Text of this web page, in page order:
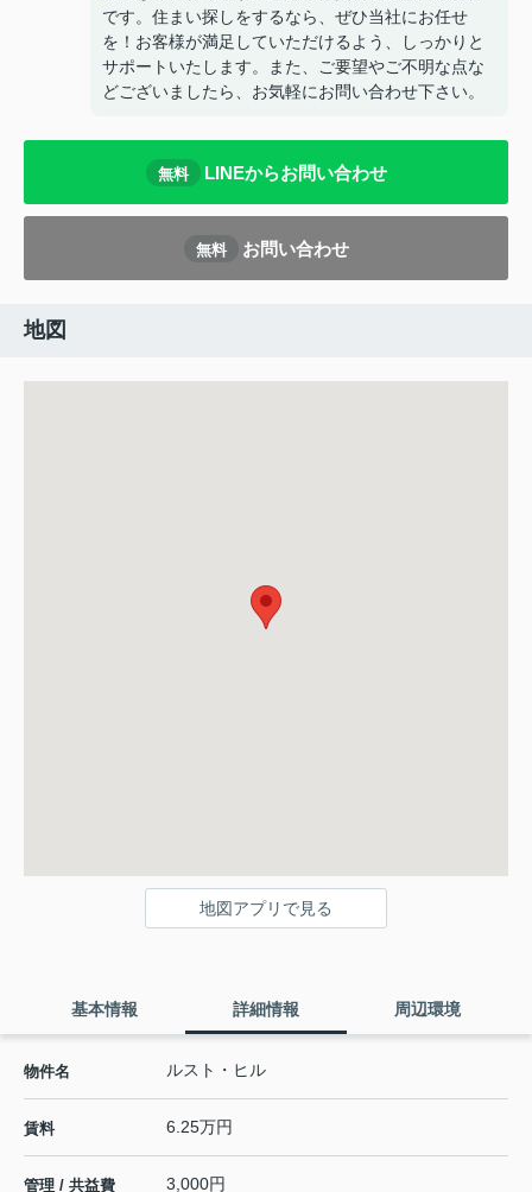
です。住まい探しをするなら、ぜひ当社にお任せ
を！お客様が満足していただけるよう、しっかりと
サポートいたします。また、ご要望やご不明な点な
どございましたら、お気軽にお問い合わせ下さい。
無料 LINEからお問い合わせ
無料 お問い合わせ
地図
地図アプリで見る
基本情報 詳細情報 周辺環境
物件名 ルスト・ヒル
賃料 6.25万円
管理 / 共益費 3,000円